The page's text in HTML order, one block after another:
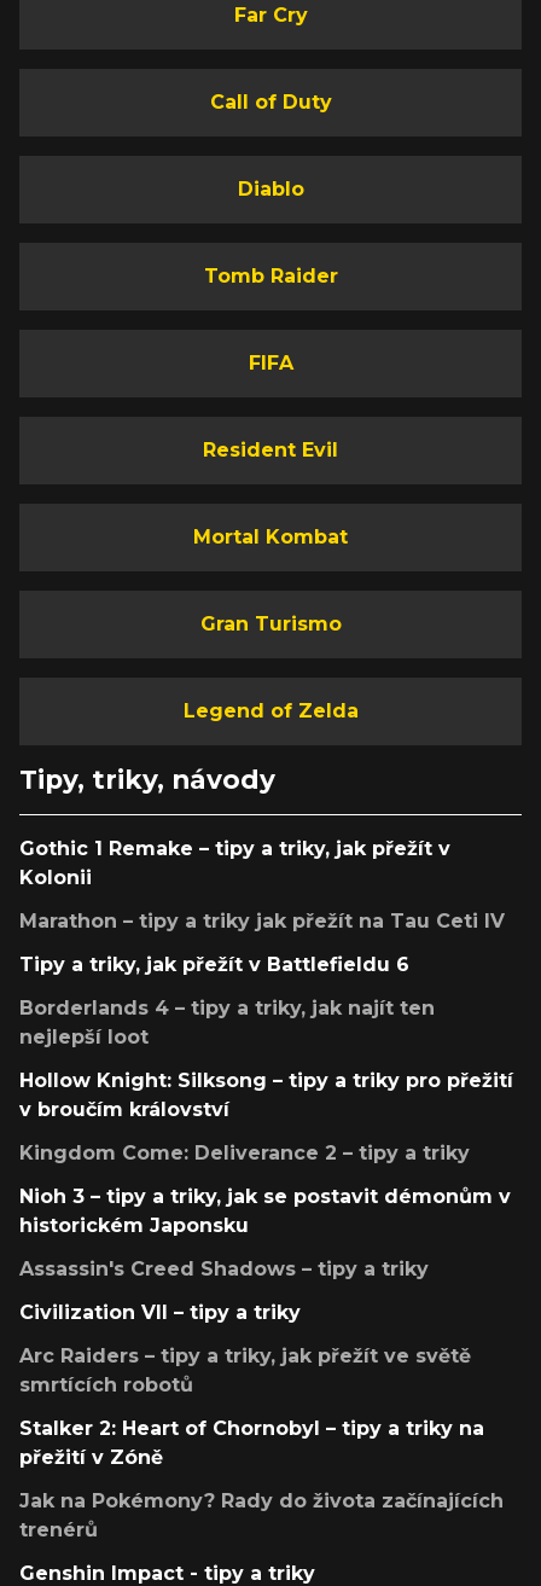
Far Cry
Call of Duty
Diablo
Tomb Raider
FIFA
Resident Evil
Mortal Kombat
Gran Turismo
Legend of Zelda
Tipy, triky, návody
Gothic 1 Remake – tipy a triky, jak přežít v
Kolonii
Marathon – tipy a triky jak přežít na Tau Ceti IV
Tipy a triky, jak přežít v Battlefieldu 6
Borderlands 4 – tipy a triky, jak najít ten
nejlepší loot
Hollow Knight: Silksong – tipy a triky pro přežití
v broučím království
Kingdom Come: Deliverance 2 – tipy a triky
Nioh 3 – tipy a triky, jak se postavit démonům v
historickém Japonsku
Assassin's Creed Shadows – tipy a triky
Civilization VII – tipy a triky
Arc Raiders – tipy a triky, jak přežít ve světě
smrtících robotů
Stalker 2: Heart of Chornobyl – tipy a triky na
přežití v Zóně
Jak na Pokémony? Rady do života začínajících
trenérů
Genshin Impact - tipy a triky